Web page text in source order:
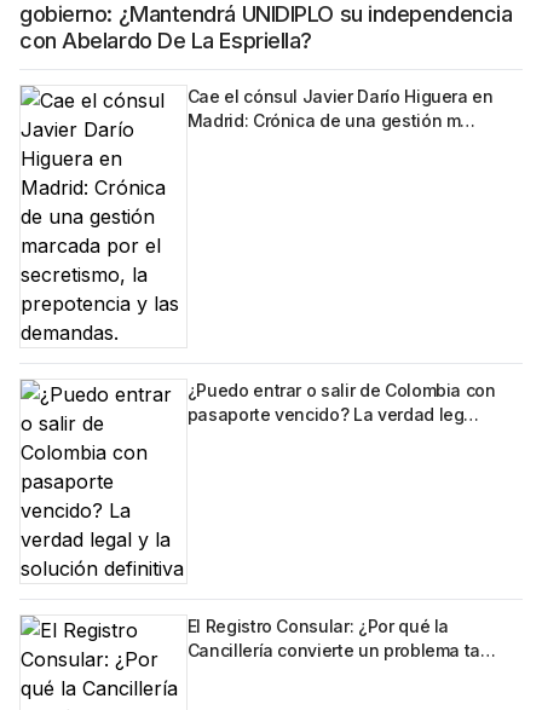
gobierno: ¿Mantendrá UNIDIPLO su independencia
con Abelardo De La Espriella?
Cae el cónsul Javier Darío Higuera en
Madrid: Crónica de una gestión m…
¿Puedo entrar o salir de Colombia con
pasaporte vencido? La verdad leg…
El Registro Consular: ¿Por qué la
Cancillería convierte un problema ta…